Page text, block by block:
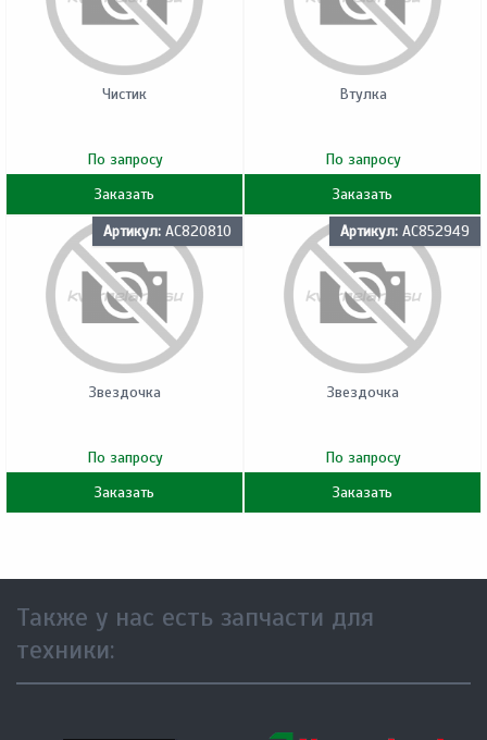
Чистик
По запросу
Заказать
Втулка
По запросу
Заказать
Артикул: AC820810
Звездочка
По запросу
Заказать
Артикул: AC852949
Звездочка
По запросу
Заказать
Также у нас есть запчасти для
техники: